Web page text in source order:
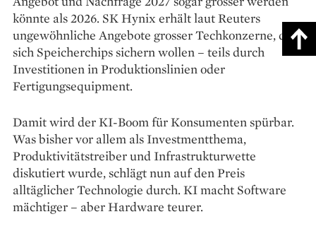
könnte als 2026. SK Hynix erhält laut Reuters
ungewöhnliche Angebote grosser Techkonzerne, die
sich Speicherchips sichern wollen – teils durch
Investitionen in Produktionslinien oder
Fertigungsequipment.
Damit wird der KI-Boom für Konsumenten spürbar.
Was bisher vor allem als Investmentthema,
Produktivitätstreiber und Infrastrukturwette
diskutiert wurde, schlägt nun auf den Preis
alltäglicher Technologie durch. KI macht Software
mächtiger – aber Hardware teurer.